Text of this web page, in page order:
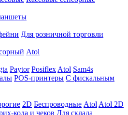
Для розничной торговли
Atol
Paytor Posiflex Atol Sam4s
POS-принтеры С фискальным
2D Беспроводные Atol Atol 2D
кода и чеков Для склада